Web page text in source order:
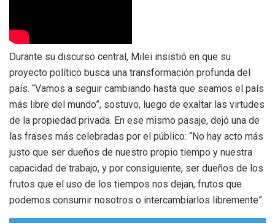
Durante su discurso central, Milei insistió en que su
proyecto político busca una transformación profunda del
país. “Vamos a seguir cambiando hasta que seamos el país
más libre del mundo”, sostuvo, luego de exaltar las virtudes
de la propiedad privada. En ese mismo pasaje, dejó una de
las frases más celebradas por el público: “No hay acto más
justo que ser dueños de nuestro propio tiempo y nuestra
capacidad de trabajo, y por consiguiente, ser dueños de los
frutos que el uso de los tiempos nos dejan, frutos que
podemos consumir nosotros o intercambiarlos libremente”.